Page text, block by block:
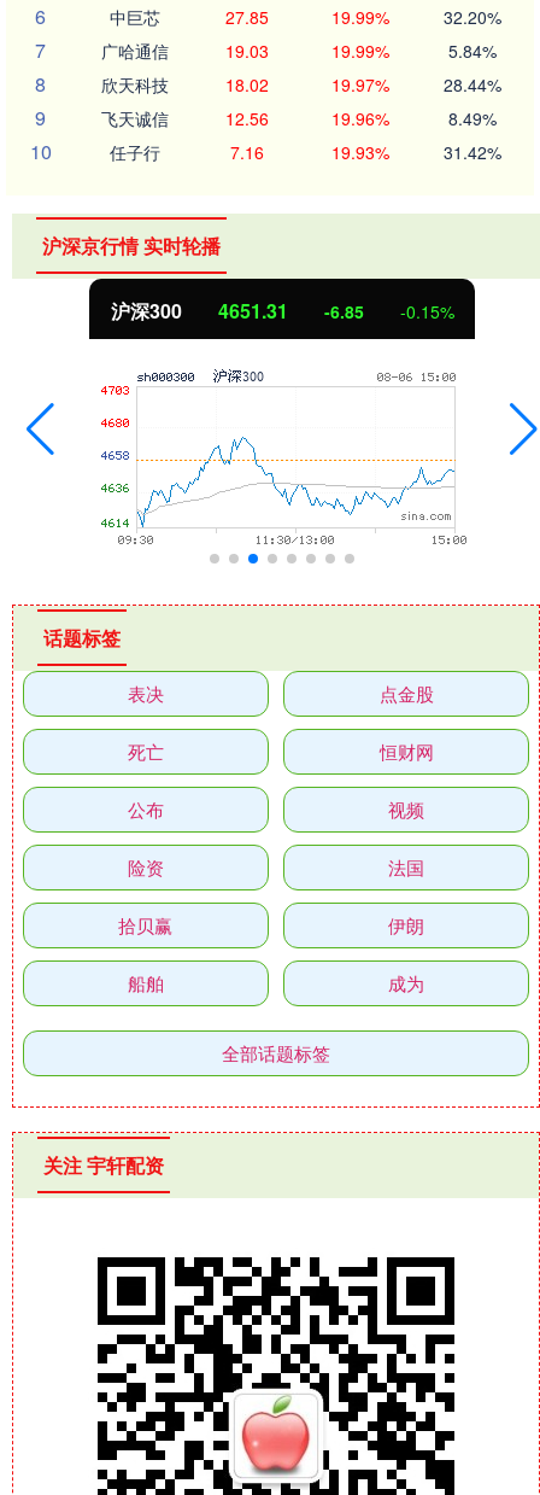
6 中巨芯 27.85 19.99% 32.20%
7 广哈通信 19.03 19.99% 5.84%
8 欣天科技 18.02 19.97% 28.44%
9 飞天诚信 12.56 19.96% 8.49%
10 任子行 7.16 19.93% 31.42%
沪深京行情 实时轮播
沪深300 4651.31 -6.85 -0.15%
话题标签
表决 点金股
死亡 恒财网
公布 视频
险资 法国
拾贝赢 伊朗
船舶 成为
全部话题标签
关注 宇轩配资